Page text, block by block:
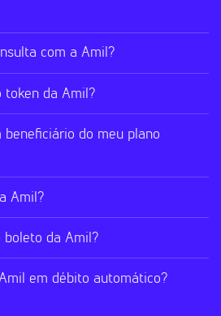
com a Amil?
token da Amil?
beneficiário do meu plano
Amil?
boleto da Amil?
em débito automático?